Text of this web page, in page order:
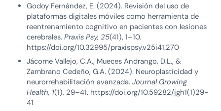
Godoy Fernández, E. (2024). Revisión del uso de
plataformas digitales móviles como herramienta de
reentrenamiento cognitivo en pacientes con lesiones
cerebrales.Praxis Psy, 25(41), 1–10.
https://doi.org/10.32995/praxispsy.v25i41.270
Jácome Vallejo, C.A., Mueces Andrango, D.L., &
Zambrano Cedeño, G.A. (2024). Neuroplasticidad y
neurorrehabilitación avanzada.Journal Growing
Health, 1(1), 29–41. https://doi.org/10.59282/jgh1(1)29-
41